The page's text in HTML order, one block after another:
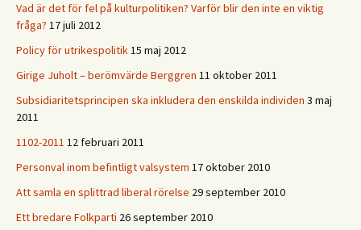
Vad är det för fel på kulturpolitiken? Varför blir den inte en viktig
fråga? 17 juli 2012
Policy för utrikespolitik15 maj 2012
Girige Juholt – berömvärde Berggren 11 oktober 2011
Subsidiaritetsprincipen ska inkludera den enskilda individen 3 maj
2011
1102-2011 12 februari 2011
Personval inom befintligt valsystem 17 oktober 2010
Att samla en splittrad liberal rörelse 29 september 2010
Ett bredare Folkparti 26 september 2010